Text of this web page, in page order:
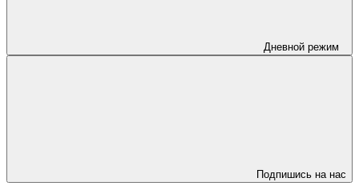
Дневной режим
Подпишись на нас